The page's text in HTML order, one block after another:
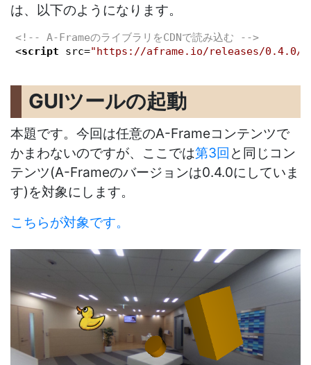
は、以下のようになります。
<!-- A-FrameのライブラリをCDNで読み込む -->
<script src="https://aframe.io/releases/0.4.0/
GUIツールの起動
本題です。今回は任意のA-Frameコンテンツで
かまわないのですが、ここでは第3回 と同じコン
テンツ(A-Frameのバージョンは0.4.0にしていま
す)を対象にします。
こちらが対象です。